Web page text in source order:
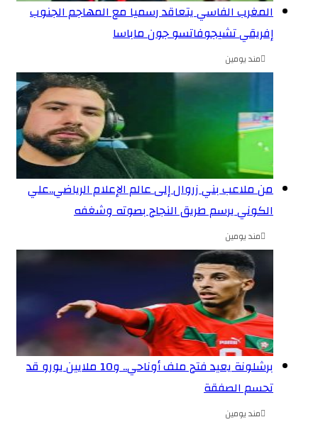
المغرب الفاسي يتعاقد رسميا مع المهاجم الجنوب
إفريقي تشيجوفاتسو جون ماباسا
مند يومين
من ملاعب بني زروال إلى عالم الإعلام الرياضي..علي
الكوني يرسم طريق النجاح بصوته وشغفه
مند يومين
برشلونة يعيد فتح ملف أوناحي.. و10 ملايين يورو قد
تحسم الصفقة
مند يومين